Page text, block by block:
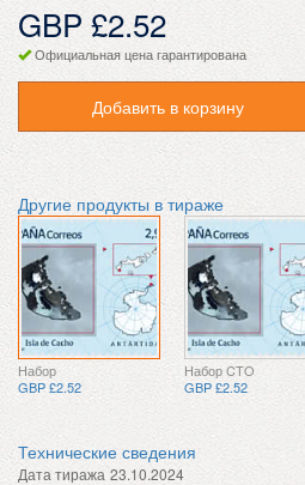
GBP £2.52
Официальная цена гарантирована
Добавить в корзину
Другие продукты в тираже
Набор
GBP £2.52
Набор CTO
GBP £2.52
Технические сведения
Дата тиража 23.10.2024